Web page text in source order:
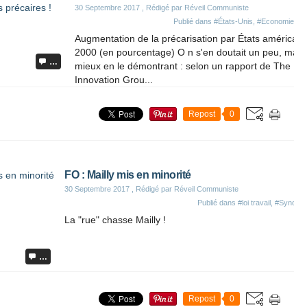
…
30 Septembre 2017 , Rédigé par Réveil Communiste
Publié dans #États-Unis #Economie
Augmentation de la précarisation par États
2000 (en pourcentage) O n s'en doutait un peu,
mieux en le démontrant : selon un rapport de The
Innovation Grou...
Repost 0
…
FO : Mailly mis en minorité
30 Septembre 2017 , Rédigé par Réveil Communiste
Publié dans #loi travail
La "rue" chasse Mailly !
Repost 0